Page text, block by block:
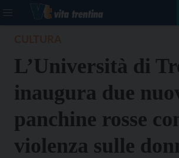
L’Università di
inaugura due
panchine rosse
violenza sulle